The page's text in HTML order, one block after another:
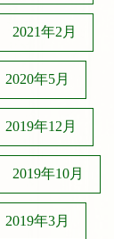
2021年2月
2020年5月
2019年12月
2019年10月
2019年3月